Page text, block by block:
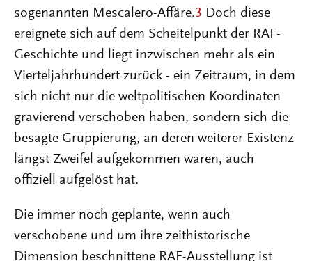
sogenannten Mescalero-Affäre.3 Doch diese
ereignete sich auf dem Scheitelpunkt der RAF-
Geschichte und liegt inzwischen mehr als ein
Vierteljahrhundert zurück - ein Zeitraum, in dem
sich nicht nur die weltpolitischen Koordinaten
gravierend verschoben haben, sondern sich die
besagte Gruppierung, an deren weiterer Existenz
längst Zweifel aufgekommen waren, auch
offiziell aufgelöst hat.
Die immer noch geplante, wenn auch
verschobene und um ihre zeithistorische
Dimension beschnittene RAF-Ausstellung ist